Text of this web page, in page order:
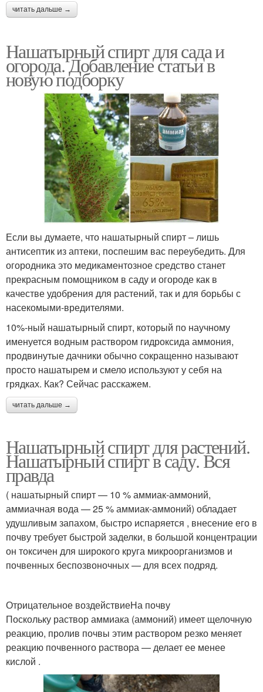
читать дальше →
Нашатырный спирт для сада и
огорода. Добавление статьи в
новую подборку
Если вы думаете, что нашатырный спирт – лишь
антисептик из аптеки, поспешим вас переубедить. Для
огородника это медикаментозное средство станет
прекрасным помощником в саду и огороде как в
качестве удобрения для растений, так и для борьбы с
насекомыми-вредителями.
10%-ный нашатырный спирт, который по научному
именуется водным раствором гидроксида аммония,
продвинутые дачники обычно сокращенно называют
просто нашатырем и смело используют у себя на
грядках. Как? Сейчас расскажем.
читать дальше →
Нашатырный спирт для растений.
Нашатырный спирт в саду. Вся
правда
( нашатырный спирт — 10 % аммиак-аммоний,
аммиачная вода — 25 % аммиак-аммоний) обладает
удушливым запахом, быстро испаряется , внесение его в
почву требует быстрой заделки, в большой концентрации
он токсичен для широкого круга микроорганизмов и
почвенных беспозвоночных — для всех подряд.
Отрицательное воздействиеНа почву
Поскольку раствор аммиака (аммоний) имеет щелочную
реакцию, пролив почвы этим раствором резко меняет
реакцию почвенного раствора — делает ее менее
кислой .